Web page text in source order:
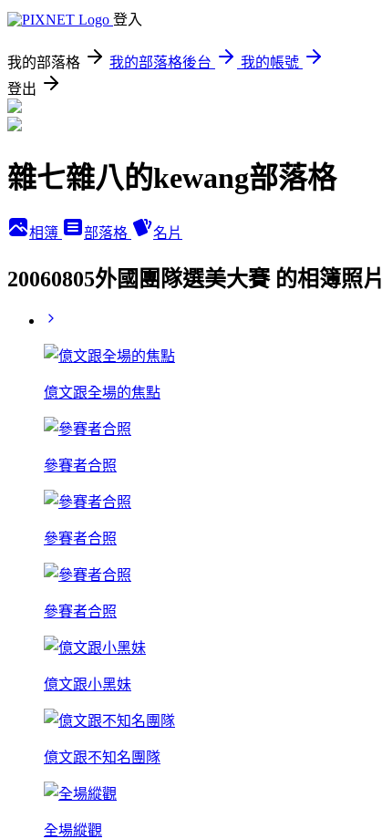
登入
我的部落格 我的部落格後台
我的帳號
登出
雜七雜八的kewang部落格
相簿 部落格 名片
20060805外國團隊選美大賽 的相簿照片
億文跟全場的焦點
參賽者合照
參賽者合照
參賽者合照
億文跟小黑妹
億文跟不知名團隊
全場縱觀